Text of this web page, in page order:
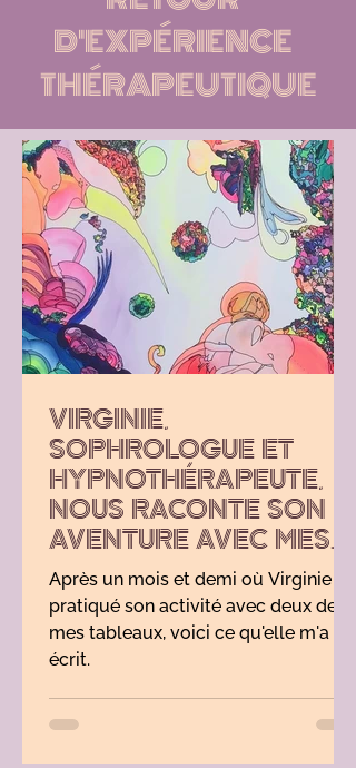
D'EXPÉRIENCE
THÉRAPEUTIQUE
VIRGINIE,
SOPHROLOGUE ET
HYPNOTHÉRAPEUTE,
NOUS RACONTE SON
AVENTURE AVEC MES
TABLEAUX
Après un mois et demi où Virginie a
pratiqué son activité avec deux de
mes tableaux, voici ce qu'elle m'a
écrit.